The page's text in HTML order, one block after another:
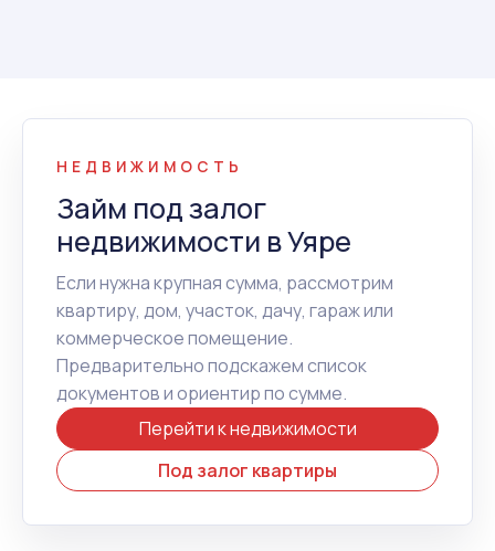
НЕДВИЖИМОСТЬ
Займ под залог
недвижимости в Уяре
Если нужна крупная сумма, рассмотрим
квартиру, дом, участок, дачу, гараж или
коммерческое помещение.
Предварительно подскажем список
документов и ориентир по сумме.
Перейти к недвижимости
Под залог квартиры